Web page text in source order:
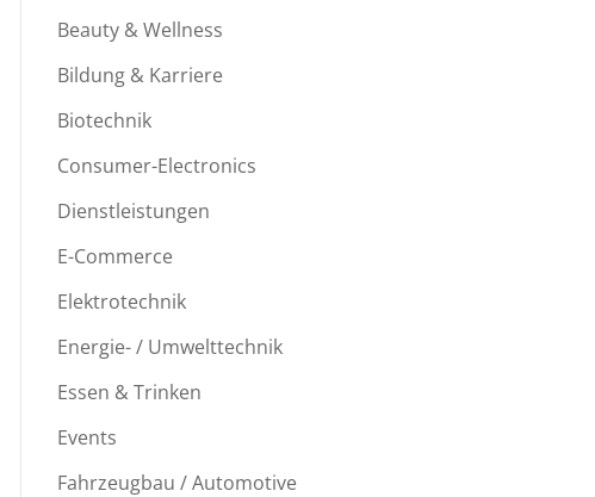
Beauty & Wellness
Bildung & Karriere
Biotechnik
Consumer-Electronics
Dienstleistungen
E-Commerce
Elektrotechnik
Energie- / Umwelttechnik
Essen & Trinken
Events
Fahrzeugbau / Automotive